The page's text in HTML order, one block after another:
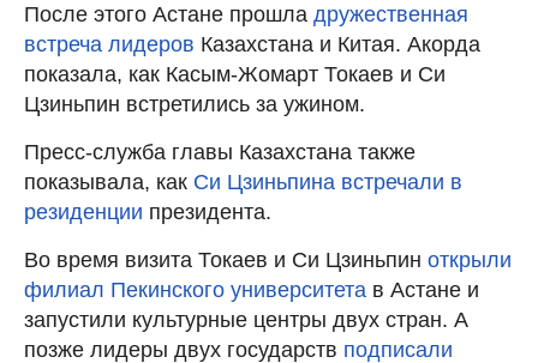
После этого Астане прошла дружественная
встреча лидеров Казахстана и Китая. Акорда
показала, как Касым-Жомарт Токаев и Си
Цзиньпин встретились за ужином.
Пресс-служба главы Казахстана также
показывала, как Си Цзиньпина встречали в
резиденции президента.
Во время визита Токаев и Си Цзиньпин открыли
филиал Пекинского университета в Астане и
запустили культурные центры двух стран. А
позже лидеры двух государств подписали